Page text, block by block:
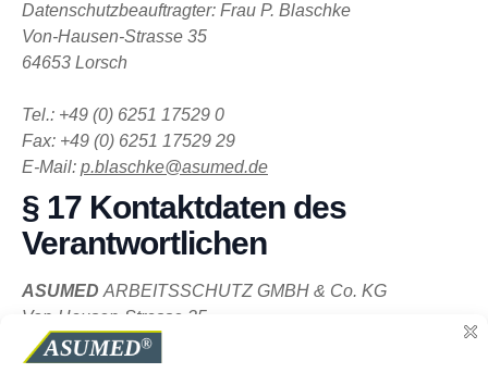
Datenschutzbeauftragter: Frau P. Blaschke
Von-Hausen-Strasse 35
64653 Lorsch
Tel.: +49 (0) 6251 17529 0
Fax: +49 (0) 6251 17529 29
E-Mail: p.blaschke@asumed.de
§ 17 Kontaktdaten des
Verantwortlichen
ASUMED ARBEITSSCHUTZ GMBH & Co. KG
Von-Hausen-Strasse 35
64653 Lorsch